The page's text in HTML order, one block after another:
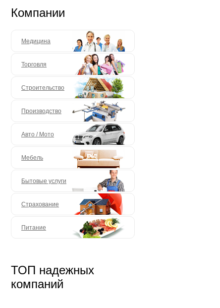
Компании
Медицина
Торговля
Строительство
Производство
Авто / Мото
Мебель
Бытовые услуги
Страхование
Питание
ТОП надежных
компаний